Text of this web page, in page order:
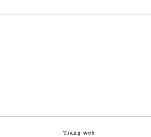
Trang web